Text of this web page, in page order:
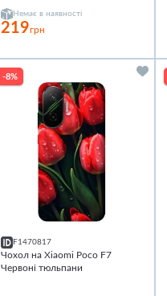
Немає в наявності
219грн
-8%
F1470817
Чохол на Xiaomi Poco F7
Червоні тюльпани